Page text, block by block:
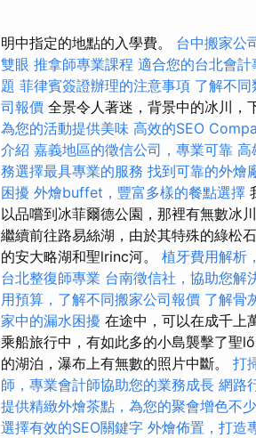
明中指定的地點的入學費。 台中搬家公
雙眼 推拿師專業課程 適合您的台北會計
題 菲律賓簽證辦理的注意事項 了解不
司報價 全景令人著迷，背景中的冰川，
為您的活動提供美味 高效的SEO
介紹 嘉義地區的徵信公司，專業可靠 高
務選擇最具專業的服務 找到可靠的外燴
困擾 外燴buffet，豐富多樣的餐點選擇
以品嚐到冰菲爾德公園，那裡有無數冰
繼續前往路易絲湖，由於其特殊的綠松
的安大略湖和聖lrinc河。 植牙費用解析
台北整復師專業 台南徵信社，協助您解
用預算，了解不同搬家公司報價 了解骨
家中的漏水困擾 在途中，可以在成千上
乘船旅行中，有如此多的小島襲擊了聖
的湖泊，瀑布上有無數的照片中斷。 打
師，專業會計師協助您的業務成長 網路
提供精緻外燴茶點，為您的聚會增色不少
選擇有效的SEO關鍵字 外燴佈置，打造